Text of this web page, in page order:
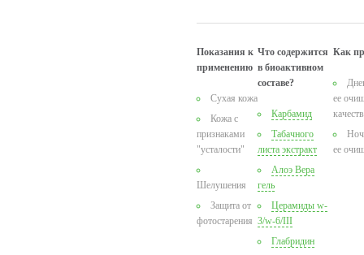
Показания к
применению
Сухая кожа
Кожа с
признаками
"усталости"
Шелушения
Защита от
фотостарения
Что содержится
в биоактивном
составе?
Карбамид
Табачного
листа экстракт
Алоэ Вера
гель
Церамиды w-
3/w-6/III
Глабридин
Как
ее
ее